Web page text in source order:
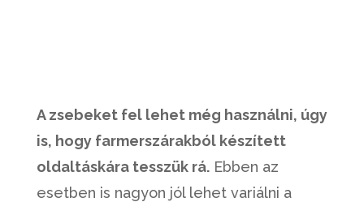
A zsebeket fel lehet még használni, úgy
is, hogy farmerszárakból készített
oldaltáskára tesszük rá.Ebben az
esetben is nagyon jól lehet variálni a